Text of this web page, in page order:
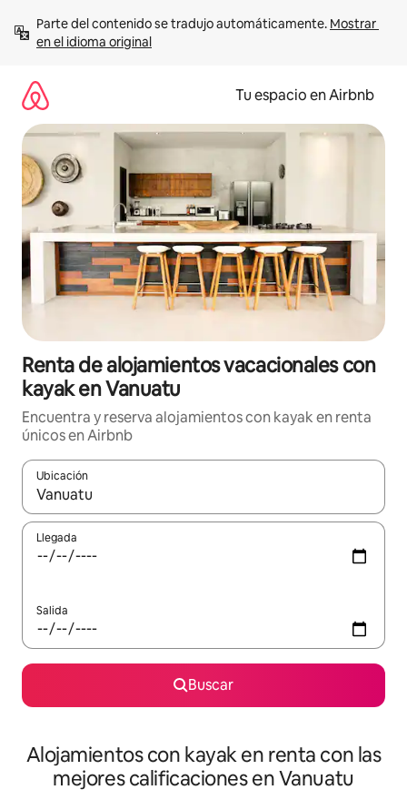
contenido
Parte del contenido se tradujo automáticamente. Mostrar
en el idioma original
Tu espacio en Airbnb
Renta de alojamientos vacacionales con
kayak en Vanuatu
Encuentra y reserva alojamientos con kayak en renta
únicos en Airbnb
Ubicación
Cuando los resultados estén disponibles, podrás navegar
Llegada
Salida
Buscar
Alojamientos con kayak en renta con las
mejores calificaciones en Vanuatu